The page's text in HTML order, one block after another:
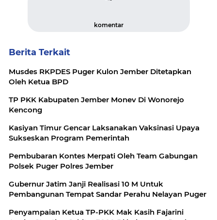
komentar
Berita Terkait
Musdes RKPDES Puger Kulon Jember Ditetapkan
Oleh Ketua BPD
TP PKK Kabupaten Jember Monev Di Wonorejo
Kencong
Kasiyan Timur Gencar Laksanakan Vaksinasi Upaya
Sukseskan Program Pemerintah
Pembubaran Kontes Merpati Oleh Team Gabungan
Polsek Puger Polres Jember
Gubernur Jatim Janji Realisasi 10 M Untuk
Pembangunan Tempat Sandar Perahu Nelayan Puger
Penyampaian Ketua TP-PKK Mak Kasih Fajarini